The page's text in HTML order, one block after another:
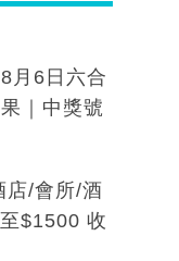
月6日六合
｜中獎號
店/會所/酒
$1500 收